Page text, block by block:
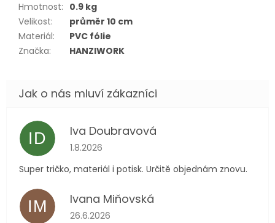
Hmotnost: 0.9 kg
Velikost:
průměr 10 cm
Materiál:
PVC fólie
Značka: HANZIWORK
ID Iva Doubravová
Hodnocení obchodu je 5 z 5 hvězdiček.
1.8.2026
Super tričko, materiál i potisk. Určitě objednám znovu.
IM Ivana Miňovská
Hodnocení obchodu je 5 z 5 hvězdiček.
26.6.2026